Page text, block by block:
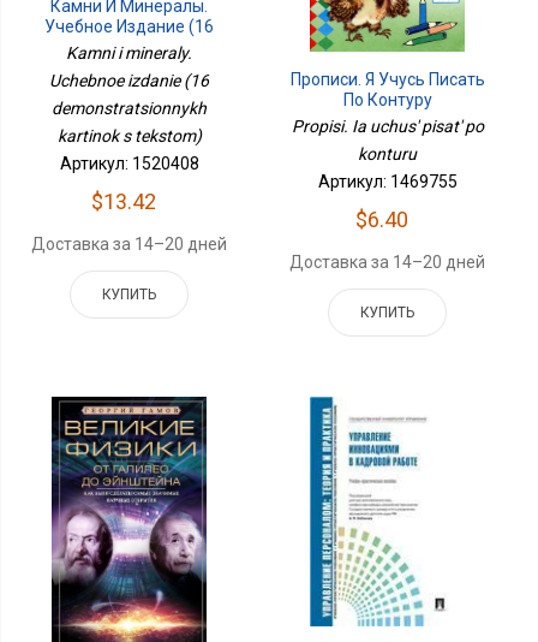
Камни И Минералы.
Учебное Издание (16
Демонстрационных
Картинок С Текстом)
Kamni i mineraly.
Uchebnoe izdanie (16
demonstratsionnykh
kartinok s tekstom)
Артикул: 1520408
$13.42
Доставка за 14–20 дней
КУПИТЬ
Прописи. Я Учусь Писать
По Контуру
Propisi. Ia uchus' pisat' po
konturu
Артикул: 1469755
$6.40
Доставка за 14–20 дней
КУПИТЬ